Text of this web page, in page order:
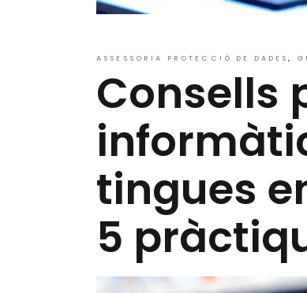
ASSESSORIA PROTECCIÓ DE DADES
Consells
tingues
5